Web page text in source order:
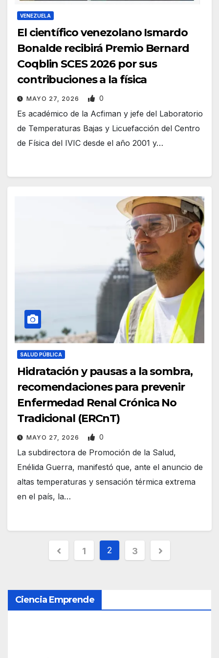
VENEZUELA
El científico venezolano Ismardo
Bonalde recibirá Premio Bernard
Coqblin SCES 2026 por sus
contribuciones a la física
MAYO 27, 2026 0
Es académico de la Acfiman y jefe del Laboratorio
de Temperaturas Bajas y Licuefacción del Centro
de Física del IVIC desde el año 2001 y…
SALUD PÚBLICA
Hidratación y pausas a la sombra,
recomendaciones para prevenir
Enfermedad Renal Crónica No
Tradicional (ERCnT)
MAYO 27, 2026 0
La subdirectora de Promoción de la Salud,
Enélida Guerra, manifestó que, ante el anuncio de
altas temperaturas y sensación térmica extrema
en el país, la…
g
i
1 2 3
Ciencia Emprende